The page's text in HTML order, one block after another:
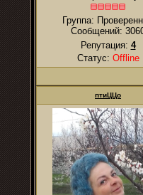
Группа:
Сообщений:
Репутация: 4
Статус: Offline
птиЦЦо